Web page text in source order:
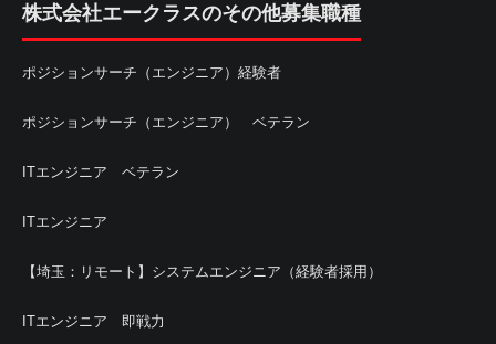
株式会社エークラスのその他募集職種
ポジションサーチ（エンジニア）経験者
ポジションサーチ（エンジニア） ベテラン
ITエンジニア ベテラン
ITエンジニア
【埼玉：リモート】システムエンジニア（経験者採用）
ITエンジニア 即戦力